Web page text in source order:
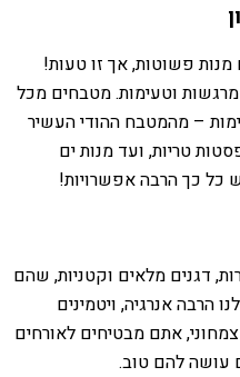
מנות פשוטות, אך זו טעות!
מרגשות וטעימות. מטבחים מכל
– מהמטבח ההודי העשיר
טריות, ועד מנות ים
כל כך הרבה אפשרויות!
דגנים מלאים וקטניות, שהם
הרבה אנרגיה, ויטמינים
אתם מבטיחים לאורחים
עושה להם טוב.